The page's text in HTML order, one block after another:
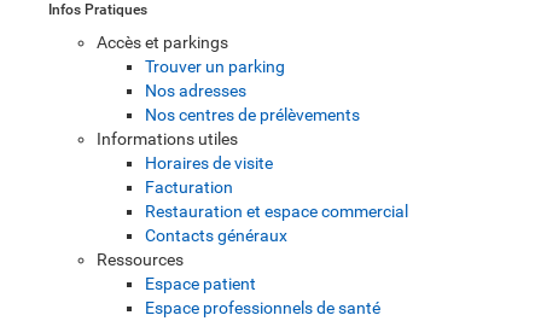
Infos Pratiques
Accès et parkings
Trouver un parking
Nos adresses
Nos centres de prélèvements
Informations utiles
Horaires de visite
Facturation
Restauration et espace commercial
Contacts généraux
Ressources
Espace patient
Espace professionnels de santé